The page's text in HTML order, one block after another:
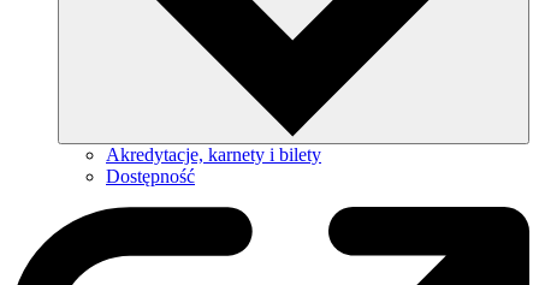
Akredytacje, karnety i bilety
Dostępność